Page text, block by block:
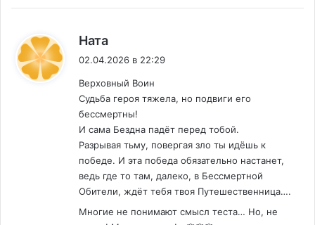
Ната
02.04.2026 в 22:29
Верховный Воин
Судьба героя тяжела, но подвиги его
бессмертны!
И сама Бездна падёт перед тобой.
Разрывая тьму, повергая зло ты идёшь к
победе. И эта победа обязательно настанет,
ведь где то там, далеко, в Бессмертной
Обители, ждёт тебя твоя Путешественница….
Многие не понимают смысл теста… Но, не